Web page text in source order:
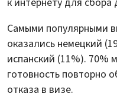
Самыми популярными
оказались немецкий
испанский (11%). 70%
готовность повторно
отказа в визе.